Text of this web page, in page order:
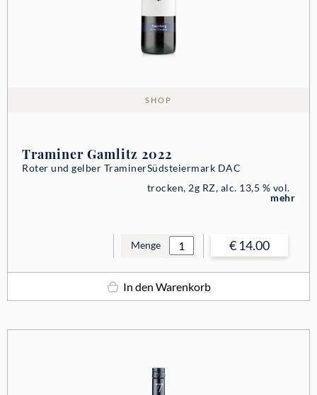
SHOP
Traminer Gamlitz 2022
Roter und gelber TraminerSüdsteiermark DAC
trocken, 2g RZ, alc. 13,5 % vol.
mehr
Menge € 14.00
In den Warenkorb